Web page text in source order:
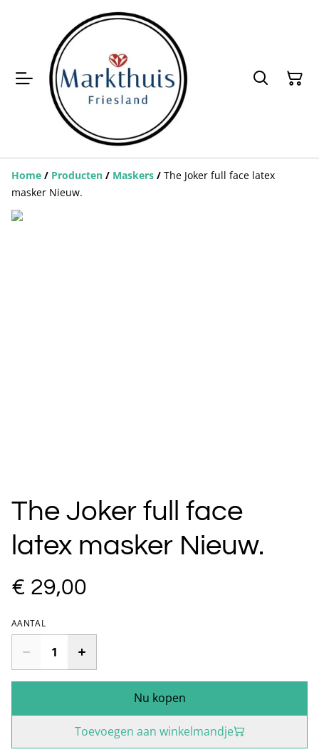
Home / Producten / Maskers / The Joker full face latex
masker Nieuw.
The Joker full face
latex masker Nieuw.
€ 29,00
AANTAL
Nu kopen
Toevoegen aan winkelmandje